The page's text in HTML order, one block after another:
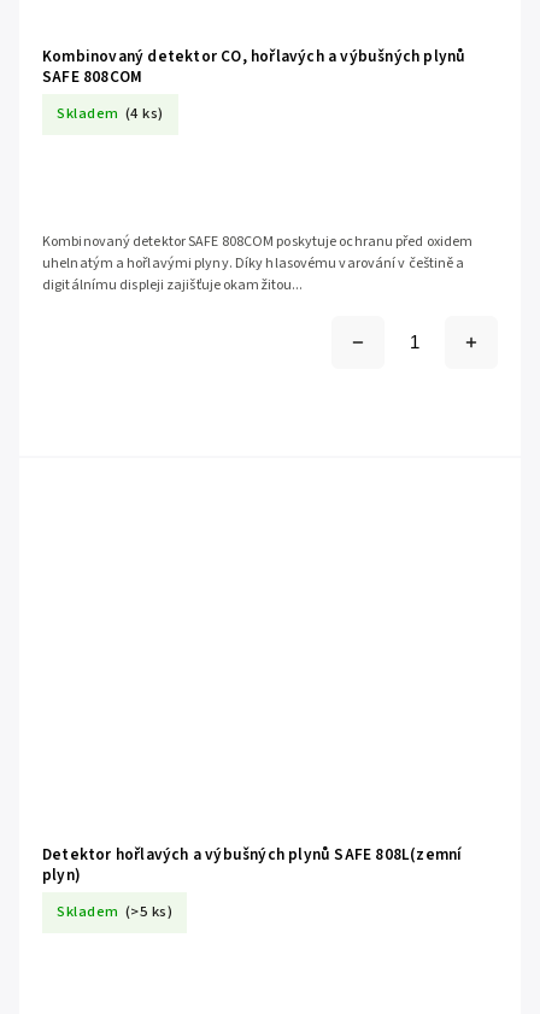
Kombinovaný detektor CO, hořlavých a výbušných plynů
SAFE 808COM
Skladem (4 ks)
Kombinovaný detektor SAFE 808COM poskytuje ochranu před oxidem
uhelnatým a hořlavými plyny. Díky hlasovému varování v češtině a
digitálnímu displeji zajišťuje okamžitou...
Detektor hořlavých a výbušných plynů SAFE 808L(zemní
plyn)
Skladem (>5 ks)